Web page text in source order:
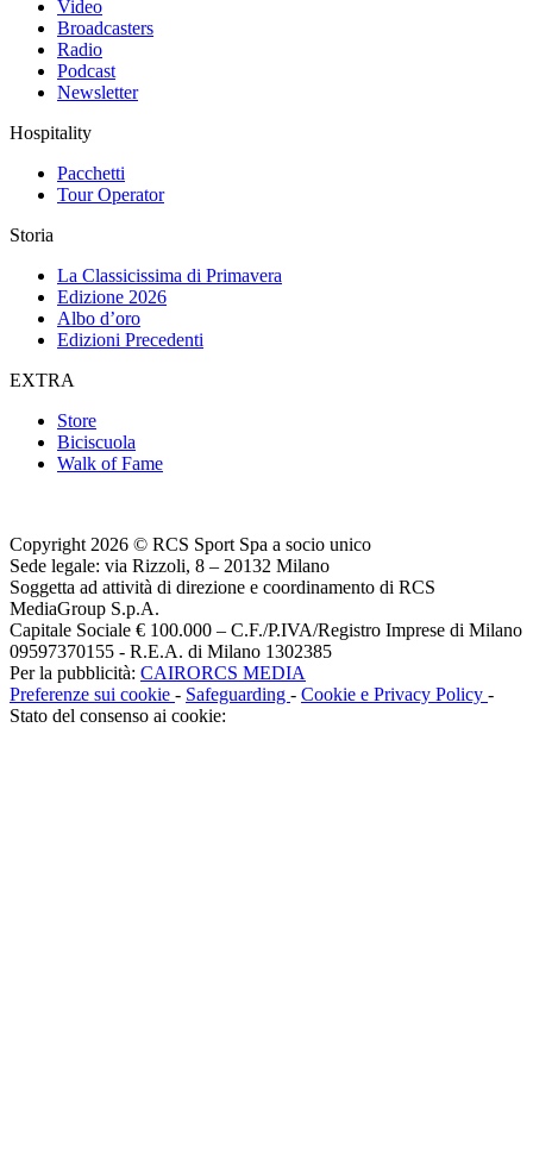
Video
Broadcasters
Radio
Podcast
Newsletter
Hospitality
Pacchetti
Tour Operator
Storia
La Classicissima di Primavera
Edizione 2026
Albo d’oro
Edizioni Precedenti
EXTRA
Store
Biciscuola
Walk of Fame
Copyright 2026 © RCS Sport Spa a socio unico
Sede legale: via Rizzoli, 8 – 20132 Milano
Soggetta ad attività di direzione e coordinamento di RCS
MediaGroup S.p.A.
Capitale Sociale € 100.000 – C.F./P.IVA/Registro Imprese di Milano
09597370155 - R.E.A. di Milano 1302385
Per la pubblicità: CAIRORCS MEDIA
Preferenze sui cookie - Safeguarding - Cookie e Privacy Policy -
Stato del consenso ai cookie: